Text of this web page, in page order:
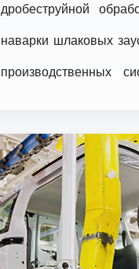
дробеструйной
наварки шлаковых
производственных
загрязнений, таких
быть удалены
непрерывность и